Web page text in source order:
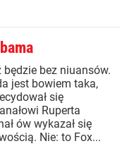
bez niuansów.
jest bowiem taka,
się
Ruperta
ów wykazał się
Nie: to Fox...